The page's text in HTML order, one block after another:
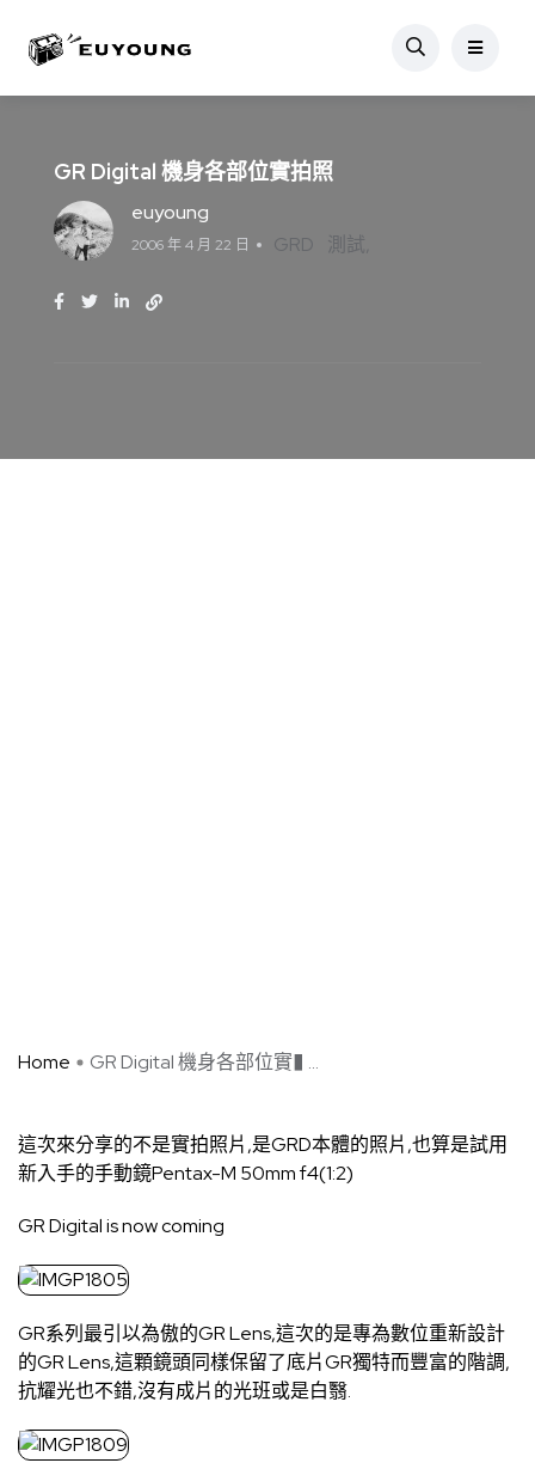
GR Digital 機身各部位實拍照
euyoung
2006 年 4 月 22 日 GRD 測試
Home GR Digital 機身各部位實� ...
這次來分享的不是實拍照片,是GRD本體的照片,也算是試用
新入手的手動鏡Pentax-M 50mm f4(1:2)
GR Digital is now coming
GR系列最引以為傲的GR Lens,這次的是專為數位重新設計
的GR Lens,這顆鏡頭同樣保留了底片GR獨特而豐富的階調,
抗耀光也不錯,沒有成片的光班或是白翳.